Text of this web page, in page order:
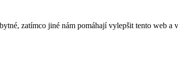
zatímco jiné nám pomáhají vylepšit tento web a